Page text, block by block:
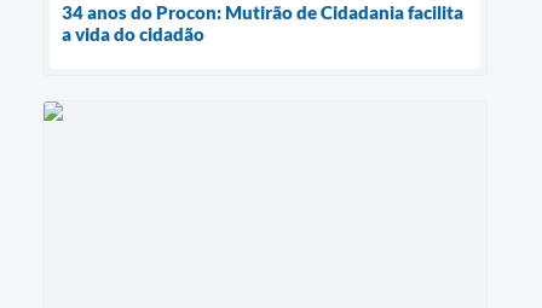
34 anos do Procon: Mutirão de Cidadania facilita
a vida do cidadão